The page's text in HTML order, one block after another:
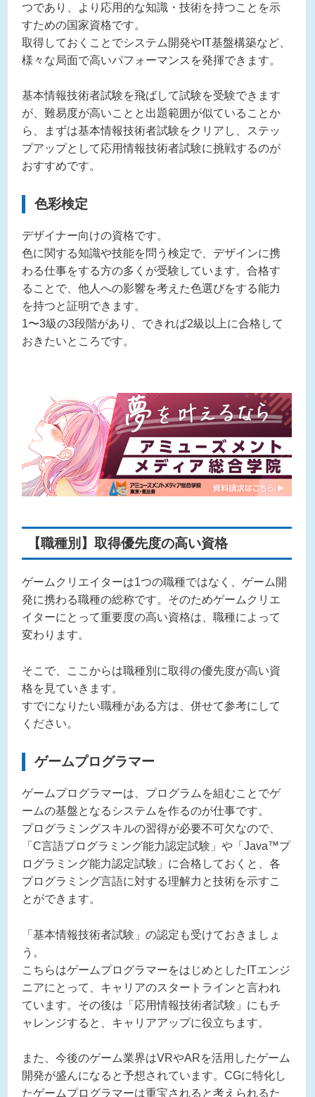
つであり、より応用的な知識・技術を持つことを示
すための国家資格です。
取得しておくことでシステム開発やIT基盤構築など、
様々な局面で高いパフォーマンスを発揮できます。
基本情報技術者試験を飛ばして試験を受験できます
が、難易度が高いことと出題範囲が似ていることか
ら、まずは基本情報技術者試験をクリアし、ステッ
プアップとして応用情報技術者試験に挑戦するのが
おすすめです。
色彩検定
デザイナー向けの資格です。
色に関する知識や技能を問う検定で、デザインに携
わる仕事をする方の多くが受験しています。合格す
ることで、他人への影響を考えた色選びをする能力
を持つと証明できます。
1〜3級の3段階があり、できれば2級以上に合格して
おきたいところです。
【職種別】取得優先度の高い資格
ゲームクリエイターは1つの職種ではなく、ゲーム開
発に携わる職種の総称です。そのためゲームクリエ
イターにとって重要度の高い資格は、職種によって
変わります。
そこで、ここからは職種別に取得の優先度が高い資
格を見ていきます。
すでになりたい職種がある方は、併せて参考にして
ください。
ゲームプログラマー
ゲームプログラマーは、プログラムを組むことでゲ
ームの基盤となるシステムを作るのが仕事です。
プログラミングスキルの習得が必要不可欠なので、
「C言語プログラミング能力認定試験」や「Java™プ
ログラミング能力認定試験」に合格しておくと、各
プログラミング言語に対する理解力と技術を示すこ
とができます。
「基本情報技術者試験」の認定も受けておきましょ
う。
こちらはゲームプログラマーをはじめとしたITエンジ
ニアにとって、キャリアのスタートラインと言われ
ています。その後は「応用情報技術者試験」にもチ
ャレンジすると、キャリアアップに役立ちます。
また、今後のゲーム業界はVRやARを活用したゲーム
開発が盛んになると予想されています。CGに特化し
たゲームプログラマーは重宝されると考えられるた